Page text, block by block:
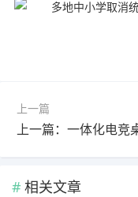
上一篇
相关文章